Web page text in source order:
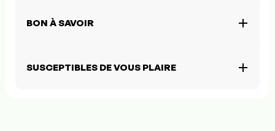
BON À SAVOIR
SUSCEPTIBLES DE VOUS PLAIRE